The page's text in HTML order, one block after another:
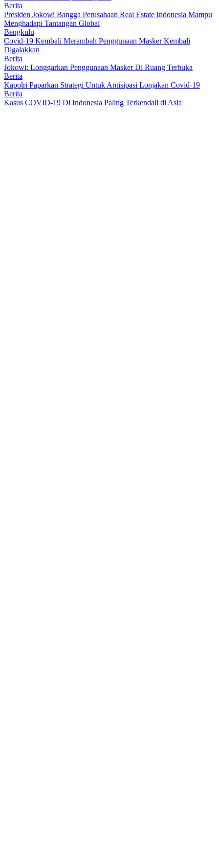
Berita
Presiden Jokowi Bangga Perusahaan Real Estate Indonesia Mampu
Menghadapi Tantangan Global
Bengkulu
Covid-19 Kembali Merambah Penggunaan Masker Kembali
Digalakkan
Berita
Jokowi: Longgarkan Penggunaan Masker Di Ruang Terbuka
Berita
Kapolri Paparkan Strategi Untuk Antisipasi Lonjakan Covid-19
Berita
Kasus COVID-19 Di Indonesia Paling Terkendali di Asia